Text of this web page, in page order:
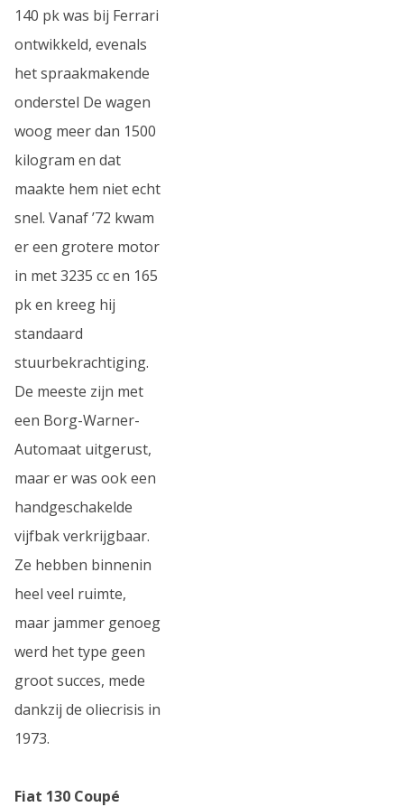
140 pk was bij Ferrari
ontwikkeld, evenals
het spraakmakende
onderstel De wagen
woog meer dan 1500
kilogram en dat
maakte hem niet echt
snel. Vanaf ’72 kwam
er een grotere motor
in met 3235 cc en 165
pk en kreeg hij
standaard
stuurbekrachtiging.
De meeste zijn met
een Borg-Warner-
Automaat uitgerust,
maar er was ook een
handgeschakelde
vijfbak verkrijgbaar.
Ze hebben binnenin
heel veel ruimte,
maar jammer genoeg
werd het type geen
groot succes, mede
dankzij de oliecrisis in
1973.
Fiat 130 Coupé